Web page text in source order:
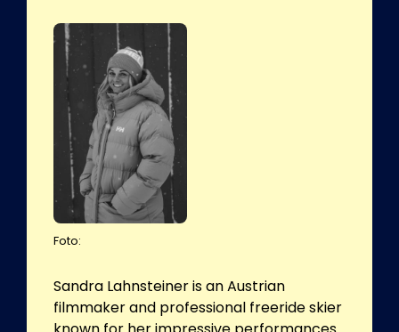
Foto:
Sandra Lahnsteiner is an Austrian
filmmaker and professional freeride skier